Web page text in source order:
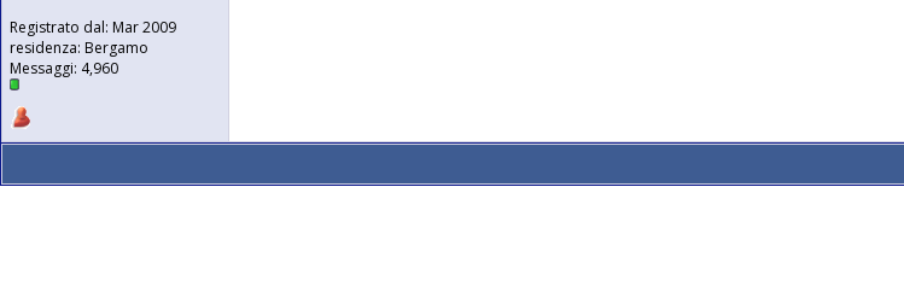
Registrato dal: Mar 2009
residenza: Bergamo
Messaggi: 4,960